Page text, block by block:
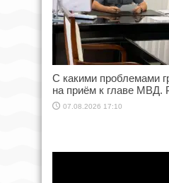
С какими проблемами
на приём к главе МВД.
07.08.2026 17:10